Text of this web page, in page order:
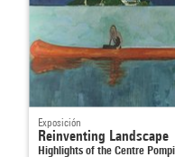
Exposición
Reinventing Landscape
Highlights of the Centre